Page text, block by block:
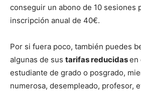
conseguir un abono de 10 sesiones
inscripción anual de 40€.
Por si fuera poco, también puedes
algunas de sus tarifas reducidasen
estudiante de grado o posgrado,
numerosa, desempleado, profesor,